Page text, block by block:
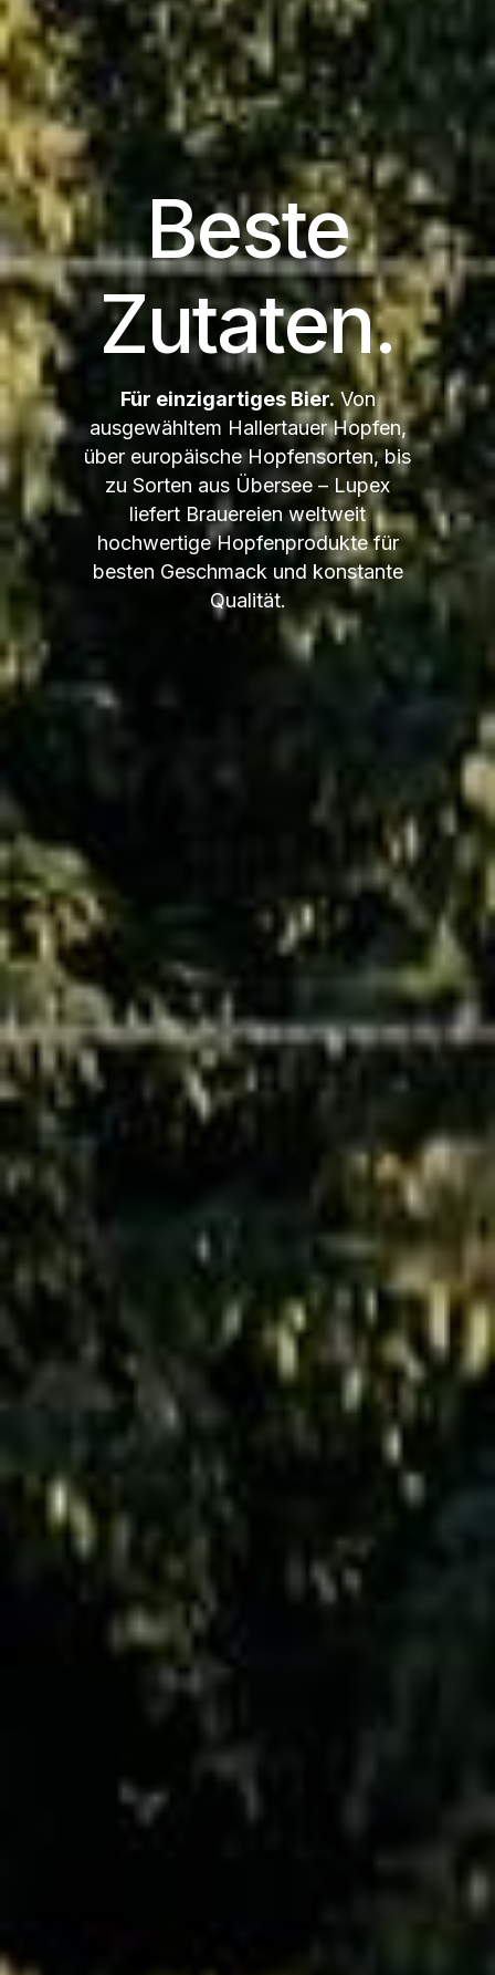
Beste
Zutaten.
Für einzigartiges Bier.Von
ausgewähltem Hallertauer Hopfen,
über europäische Hopfensorten, bis
zu Sorten aus Übersee – Lupex
liefert Brauereien weltweit
hochwertige Hopfenprodukte für
besten Geschmack und konstante
Qualität.